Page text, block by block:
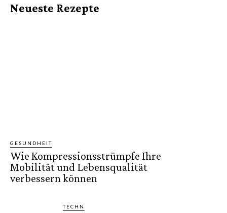
Neueste Rezepte
GESUNDHEIT
Wie Kompressionsstrümpfe Ihre
Mobilität und Lebensqualität
verbessern können
TECHN